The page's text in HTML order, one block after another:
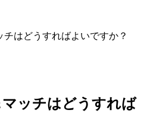
はどうすればよいですか？
ッチはどうすれば